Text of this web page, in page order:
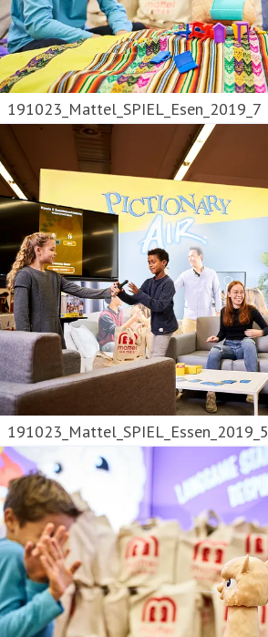
191023_Mattel_SPIEL_Esen_2019_7
191023_Mattel_SPIEL_Essen_2019_5